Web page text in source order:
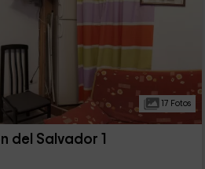
17 Fotos
del Salvador 1